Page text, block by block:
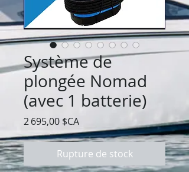
Système de
plongée Nomad
(avec 1 batterie)
2 695,00 $CAPrix
Rupture de stock